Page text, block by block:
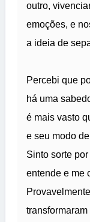
outro,
emoções, e
a ideia de
Percebi que
há uma
é mais vasto
e seu modo
Sinto sorte
entende e me